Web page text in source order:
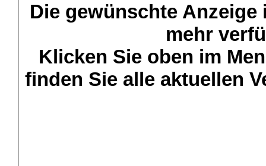
Die gewünschte
mehr
Klicken Sie oben im
finden Sie alle aktuellen